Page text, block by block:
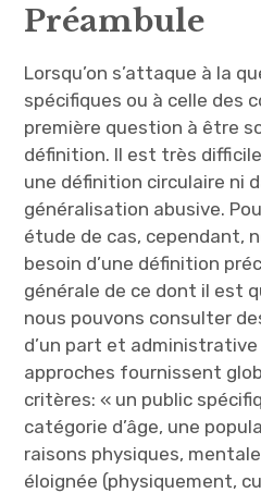
Préambule
Lorsqu’on s’attaque à la
spécifiques ou à celle des
première question à être
définition. Il est très
une définition circulaire ni
généralisation abusive.
étude de cas, cependant,
besoin d’une définition
générale de ce dont il est
nous pouvons consulter
d’un part et administrative
approches fournissent
critères: « un public
catégorie d’âge, une
raisons physiques,
éloignée (physiquement,